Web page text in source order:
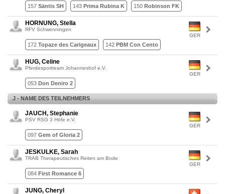
157 Säntis SH 143 Prima Rubina K 150 Robinson FK
GER
HORNUNG, Stella
RFV Schwenningen
172 Topaze des Carigeaux 142 PBM Con Cento
GER
HUG, Celine
Pferdesportteam Johanneshof e.V.
053 Don Deniro 2
J - NAME DES TEILNEHMERS
GER
JAUCH, Stephanie
PSV RSG 3 Höfe e.V.
097 Gem of Gloria 2
GER
JESKULKE, Sarah
TRAB Therapeutisches Reiten am Bode
084 First Romance 6
JUNG, Cheryl